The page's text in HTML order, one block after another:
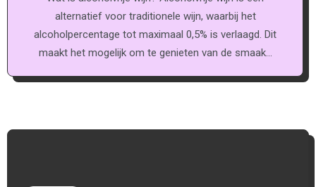
alternatief voor traditionele wijn, waarbij het
alcoholpercentage tot maximaal 0,5% is verlaagd. Dit
maakt het mogelijk om te genieten van de smaak…